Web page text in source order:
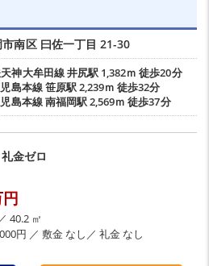
南区 曰佐一丁目 21-30
神大牟田線井尻駅1,382ｍ 徒歩20分
児島本線笹原駅2,239ｍ 徒歩32分
児島本線南福岡駅2,569ｍ 徒歩37分
金ゼロ
40.2 ㎡
円 ／ 敷金 なし／ 礼金 なし